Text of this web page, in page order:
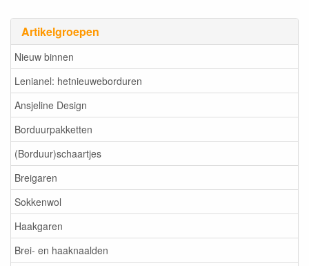
Artikelgroepen
Nieuw binnen
Lenianel: hetnieuweborduren
Ansjeline Design
Borduurpakketten
(Borduur)schaartjes
Breigaren
Sokkenwol
Haakgaren
Brei- en haaknaalden